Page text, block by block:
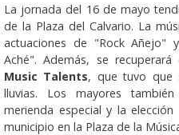
La jornada del 16 de mayo
de la Plaza del Calvario. La
actuaciones de "Rock Añejo"
Aché". Además, se recuperará
Music Talents, que tuvo que
lluvias. Los mayores
merienda especial y la
municipio en la Plaza de la